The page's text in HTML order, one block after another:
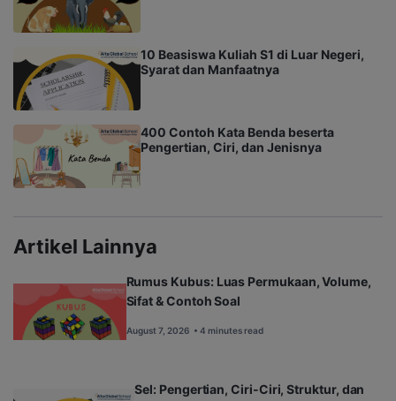
10 Beasiswa Kuliah S1 di Luar Negeri,
Syarat dan Manfaatnya
400 Contoh Kata Benda beserta
Pengertian, Ciri, dan Jenisnya
Artikel Lainnya
Rumus Kubus: Luas Permukaan, Volume,
Sifat & Contoh Soal
August 7, 2026 • 4 minutes read
Sel: Pengertian, Ciri-Ciri, Struktur, dan